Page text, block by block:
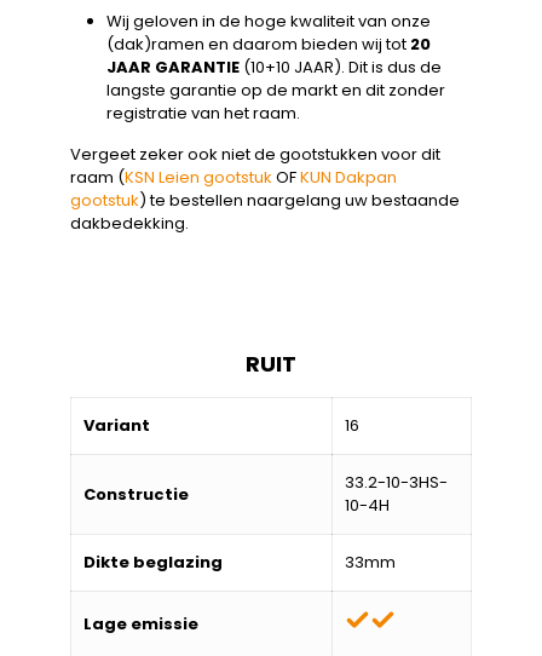
Wij geloven in de hoge kwaliteit van onze
(dak)ramen en daarom bieden wij tot 20
JAAR GARANTIE (10+10 JAAR). Dit is dus de
langste garantie op de markt en dit zonder
registratie van het raam.
Vergeet zeker ook niet de gootstukken voor dit
raam (KSN Leien gootstuk OFKUN Dakpan
gootstuk) te bestellen naargelang uw bestaande
dakbedekking.
RUIT
Variant 16
Constructie
33.2-10-3HS-
10-4H
Dikte beglazing 33mm
Lage emissie